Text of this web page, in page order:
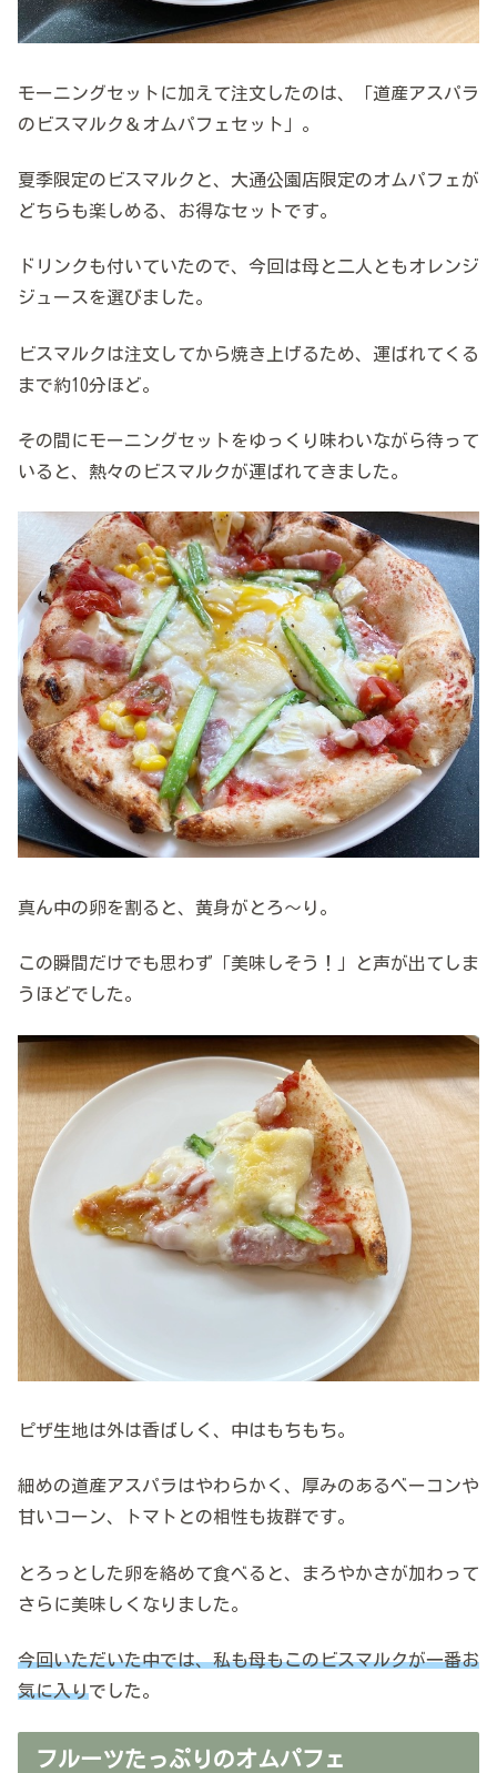
モーニングセットに加えて注文したのは、「道産アスパラ
のビスマルク＆オムパフェセット」。
夏季限定のビスマルクと、大通公園店限定のオムパフェが
どちらも楽しめる、お得なセットです。
ドリンクも付いていたので、今回は母と二人ともオレンジ
ジュースを選びました。
ビスマルクは注文してから焼き上げるため、運ばれてくる
まで約10分ほど。
その間にモーニングセットをゆっくり味わいながら待って
いると、熱々のビスマルクが運ばれてきました。
真ん中の卵を割ると、黄身がとろ〜り。
この瞬間だけでも思わず「美味しそう！」と声が出てしま
うほどでした。
ピザ生地は外は香ばしく、中はもちもち。
細めの道産アスパラはやわらかく、厚みのあるベーコンや
甘いコーン、トマトとの相性も抜群です。
とろっとした卵を絡めて食べると、まろやかさが加わって
さらに美味しくなりました。
今回いただいた中では、私も母もこのビスマルクが一番お
気に入りでした。
フルーツたっぷりのオムパフェ